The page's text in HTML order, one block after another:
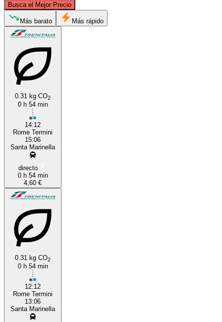
Busca el Mejor Precio
Más barato Más rápido
0.31 kg CO2
0 h 54 min
14:12
Rome Termini
15:06
Santa Marinella
directo
0 h 54 min
4,60 €
0.31 kg CO2
0 h 54 min
12:12
Rome Termini
13:06
Santa Marinella